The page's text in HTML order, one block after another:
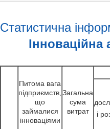
Статистична
Питома вага
підприємств,
що
займалися
інноваціями
Загальна
сума
витрат
і